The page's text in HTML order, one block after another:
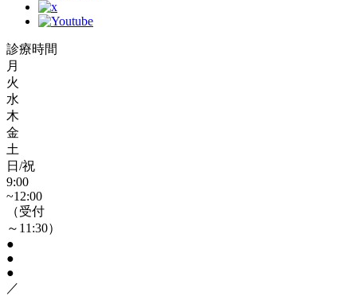
診療時間
月
火
水
木
金
土
日/祝
9:00
~12:00
（受付
～11:30）
●
●
●
／